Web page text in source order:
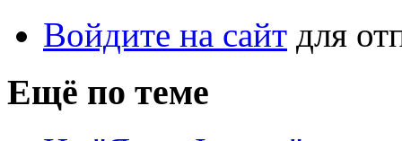
Войдите на сайт для
Ещё по теме